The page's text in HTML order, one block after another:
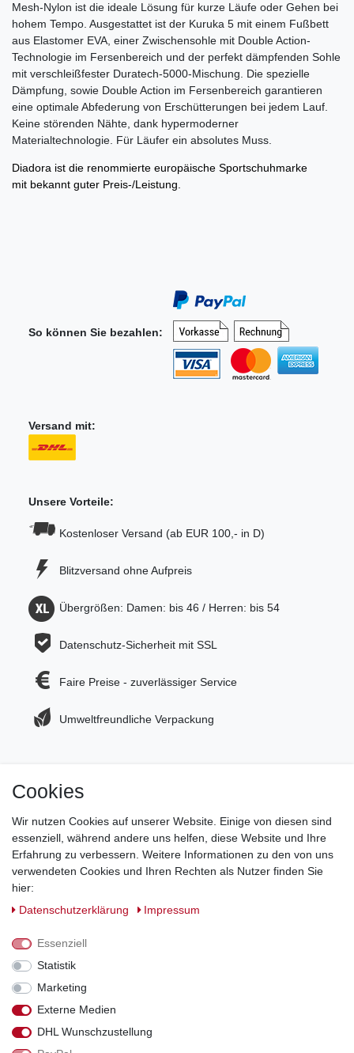
Mesh-Nylon ist die ideale Lösung für kurze Läufe oder Gehen bei
hohem Tempo. Ausgestattet ist der Kuruka 5 mit einem Fußbett
aus Elastomer EVA, einer Zwischensohle mit Double Action-
Technologie im Fersenbereich und der perfekt dämpfenden Sohle
mit verschleißfester Duratech-5000-Mischung. Die spezielle
Dämpfung, sowie Double Action im Fersenbereich garantieren
eine optimale Abfederung von Erschütterungen bei jedem Lauf.
Keine störenden Nähte, dank hypermoderner
Materialtechnologie. Für Läufer ein absolutes Muss.
Diadora ist die renommierte europäische Sportschuhmarke
mit bekannt guter Preis-/Leistung.
So können Sie bezahlen:
Versand mit:
Unsere Vorteile:
Kostenloser Versand (ab EUR 100,- in D)
Blitzversand ohne Aufpreis
Übergrößen: Damen: bis 46 / Herren: bis 54
Datenschutz-Sicherheit mit SSL
Faire Preise - zuverlässiger Service
Umweltfreundliche Verpackung
Jetzt zum Newsletter anmelden und 5€ Gutschein
Newsletter Anmeldung >
Preise entsprechen dem bisherigen Preis bei Schuhperlativ.
Cookies
Wir nutzen Cookies auf unserer Website. Einige von diesen sind
essenziell, während andere uns helfen, diese Website und Ihre
Erfahrung zu verbessern. Weitere Informationen zu den von uns
verwendeten Cookies und Ihren Rechten als Nutzer finden Sie
hier:
Daten­schutz­erklärung
Impressum
Essenziell
Statistik
Marketing
Externe Medien
DHL Wunschzustellung